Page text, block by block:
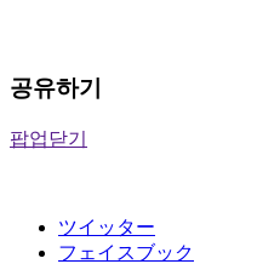
공유하기
팝업닫기
ツイッター
フェイスブック